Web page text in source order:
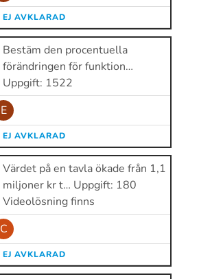
EJ AVKLARAD
Bestäm den procentuella
förändringen för funktion…
Uppgift: 1522
E
EJ AVKLARAD
Värdet på en tavla ökade från 1,1
miljoner kr t… Uppgift: 180
Videolösning finns
C
EJ AVKLARAD